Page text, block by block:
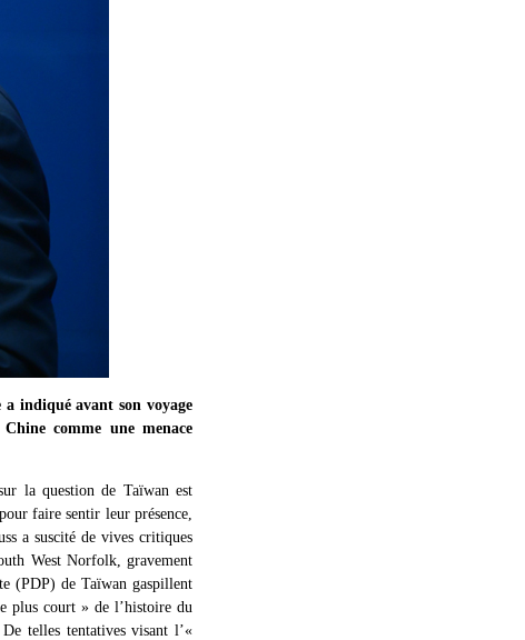
indiqué avant son voyage
comme une menace
la question de Taïwan est
faire sentir leur présence,
a suscité de vives critiques
West Norfolk, gravement
(PDP) de Taïwan gaspillent
plus court » de l’histoire du
telles tentatives visant l’«